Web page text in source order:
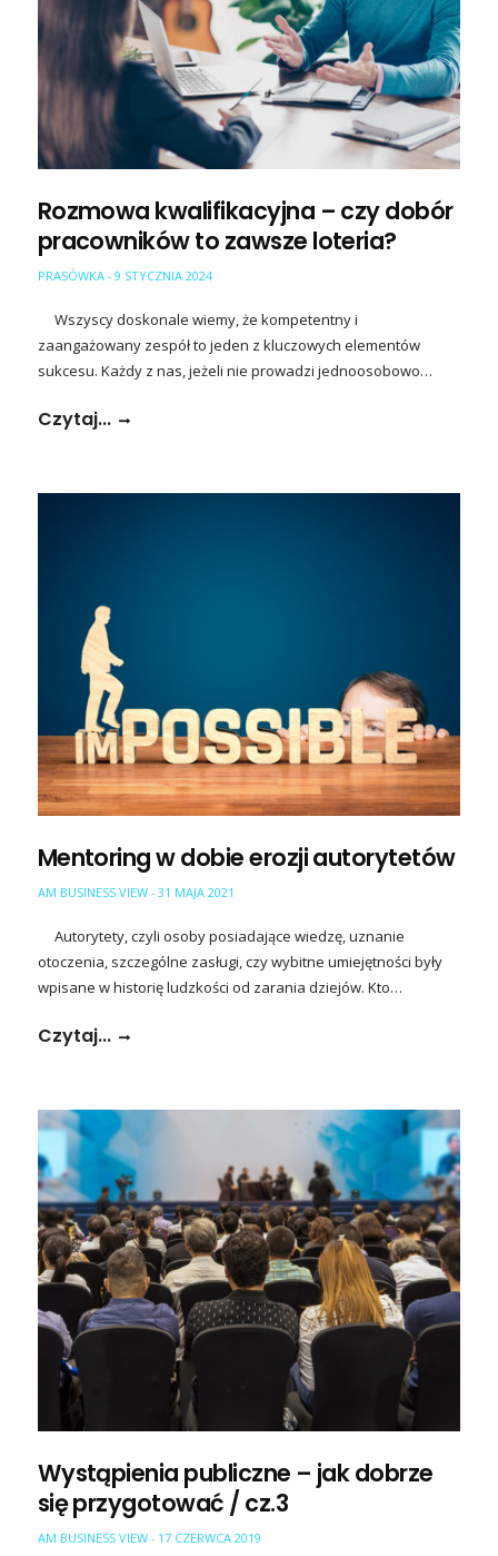
Rozmowa kwalifikacyjna – czy dobór
pracowników to zawsze loteria?
PRASÓWKA - 9 STYCZNIA 2024
Wszyscy doskonale wiemy, że kompetentny i
zaangażowany zespół to jeden z kluczowych elementów
sukcesu. Każdy z nas, jeżeli nie prowadzi jednoosobowo…
Czytaj...
Mentoring w dobie erozji autorytetów
AM BUSINESS VIEW - 31 MAJA 2021
Autorytety, czyli osoby posiadające wiedzę, uznanie
otoczenia, szczególne zasługi, czy wybitne umiejętności były
wpisane w historię ludzkości od zarania dziejów. Kto…
Czytaj...
Wystąpienia publiczne – jak dobrze
się przygotować / cz.3
AM BUSINESS VIEW - 17 CZERWCA 2019